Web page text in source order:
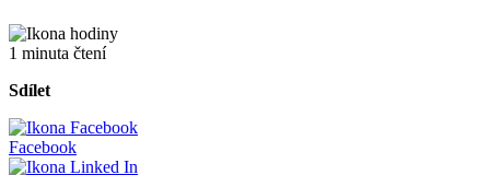
1 minuta čtení
Sdílet
Facebook